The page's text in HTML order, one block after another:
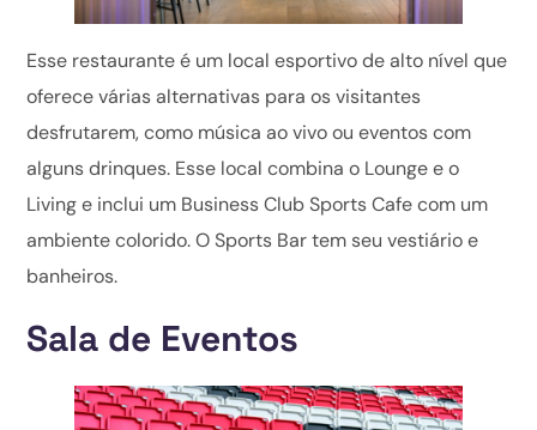
Esse restaurante é um local esportivo de alto nível que
oferece várias alternativas para os visitantes
desfrutarem, como música ao vivo ou eventos com
alguns drinques. Esse local combina o Lounge e o
Living e inclui um Business Club Sports Cafe com um
ambiente colorido. O Sports Bar tem seu vestiário e
banheiros.
Sala de Eventos